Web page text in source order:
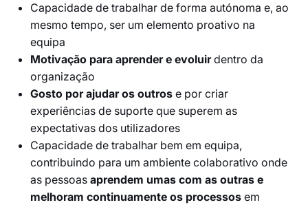
Capacidade de trabalhar de forma autónoma e, ao
mesmo tempo, ser um elemento proativo na
equipa
Motivação para aprender e evoluirdentro da
organização
Gosto por ajudar os outros e por criar
experiências de suporte que superem as
expectativas dos utilizadores
Capacidade de trabalhar bem em equipa,
contribuindo para um ambiente colaborativo onde
as pessoas aprendem umas com as outras e
melhoram continuamente os processos em